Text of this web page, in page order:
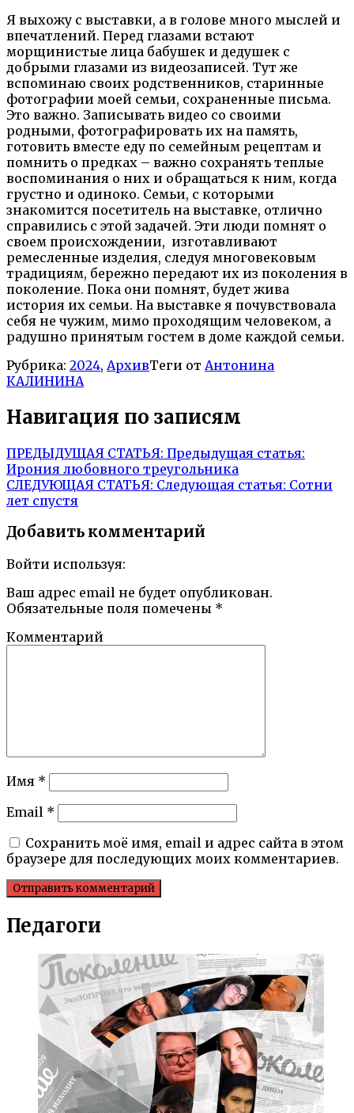
Я выхожу с выставки, а в голове много мыслей и
впечатлений. Перед глазами встают
морщинистые лица бабушек и дедушек с
добрыми глазами из видеозаписей. Тут же
вспоминаю своих родственников, старинные
фотографии моей семьи, сохраненные письма.
Это важно. Записывать видео со своими
родными, фотографировать их на память,
готовить вместе еду по семейным рецептам и
помнить о предках – важно сохранять теплые
воспоминания о них и обращаться к ним, когда
грустно и одиноко. Семьи, с которыми
знакомится посетитель на выставке, отлично
справились с этой задачей. Эти люди помнят о
своем происхождении, изготавливают
ремесленные изделия, следуя многовековым
традициям, бережно передают их из поколения в
поколение. Пока они помнят, будет жива
история их семьи. На выставке я почувствовала
себя не чужим, мимо проходящим человеком, а
радушно принятым гостем в доме каждой семьи.
Рубрика: 2024, АрхивТеги от Антонина
КАЛИНИНА
Навигация по записям
ПРЕДЫДУЩАЯ СТАТЬЯ: Предыдущая статья:
Ирония любовного треугольника
СЛЕДУЮЩАЯ СТАТЬЯ: Следующая статья: Сотни
лет спустя
Добавить комментарий
Войти используя:
Ваш адрес email не будет опубликован.
Обязательные поля помечены *
Комментарий
Имя *
Email *
Сохранить моё имя, email и адрес сайта в этом
браузере для последующих моих комментариев.
Педагоги